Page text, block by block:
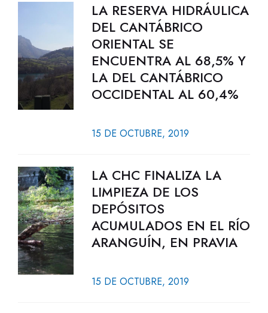
LA RESERVA HIDRÁULICA
DEL CANTÁBRICO
ORIENTAL SE
ENCUENTRA AL 68,5% Y
LA DEL CANTÁBRICO
OCCIDENTAL AL 60,4%
15 DE OCTUBRE, 2019
LA CHC FINALIZA LA
LIMPIEZA DE LOS
DEPÓSITOS
ACUMULADOS EN EL RÍO
ARANGUÍN, EN PRAVIA
15 DE OCTUBRE, 2019